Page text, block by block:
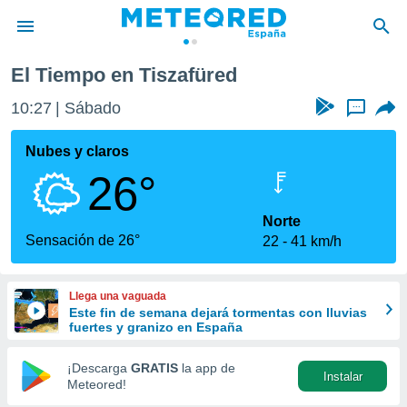
de
por
que se
calidad.
a este
las
y
forma
digital
basada
El Tiempo en Tiszafüred
10:27 Sábado ...
Nubes y claros
26°
Sensación de 26°
Norte
22
41 km/h
Llega una vaguada
Este fin de semana dejará tormentas con lluvias
fuertes y granizo en España
¡Descarga GRATIS la app de
Meteored!
Instalar